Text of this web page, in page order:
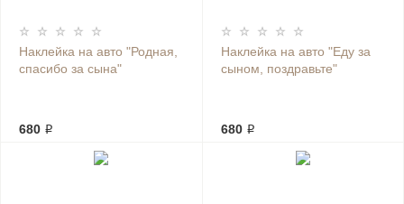
Наклейка на авто "Родная,
спасибо за сына"
680 ₽
Наклейка на авто "Еду за
сыном, поздравьте"
680 ₽